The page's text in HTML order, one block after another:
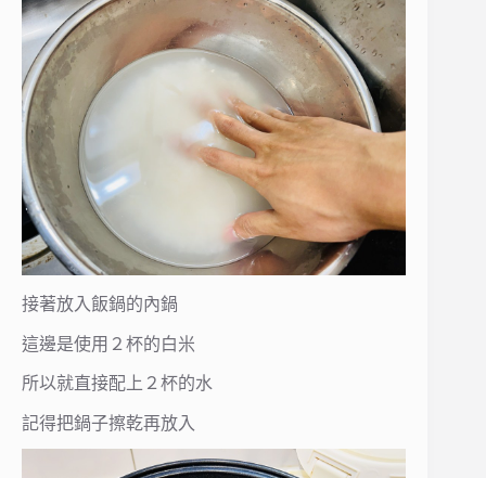
接著放入飯鍋的內鍋
這邊是使用２杯的白米
所以就直接配上２杯的水
記得把鍋子擦乾再放入